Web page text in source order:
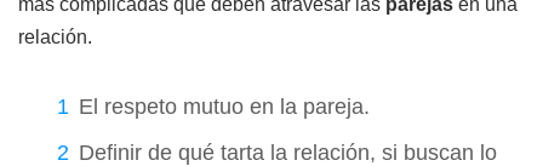
relación.
El respeto mutuo en la pareja.
Definir de qué tarta la relación, si buscan lo